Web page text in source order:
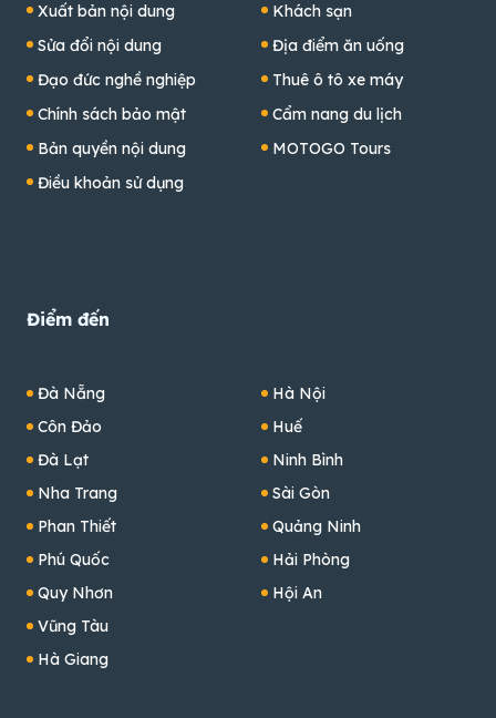
Xuất bản nội dung
Sửa đổi nội dung
Đạo đức nghề nghiệp
Chính sách bảo mật
Bản quyền nội dung
Điều khoản sử dụng
Khách sạn
Địa điểm ăn uống
Thuê ô tô xe máy
Cẩm nang du lịch
MOTOGO Tours
Điểm đến
Đà Nẵng
Côn Đảo
Đà Lạt
Nha Trang
Phan Thiết
Phú Quốc
Quy Nhơn
Vũng Tàu
Hà Giang
Hà Nội
Huế
Ninh Bình
Sài Gòn
Quảng Ninh
Hải Phòng
Hội An